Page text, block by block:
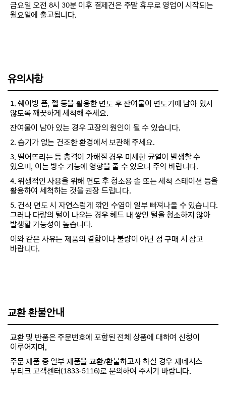
금요일 오전 8시 30분 이후 결제건은 주말 휴무로 영업이 시작되는
월요일에 출고됩니다.
유의사항
1. 쉐이빙 폼, 젤 등을 활용한 면도 후 잔여물이 면도기에 남아 있지
않도록 깨끗하게 세척해 주세요.
잔여물이 남아 있는 경우 고장의 원인이 될 수 있습니다.
2. 습기가 없는 건조한 환경에서 보관해 주세요.
3. 떨어뜨리는 등 충격이 가해질 경우 미세한 균열이 발생할 수
있으며, 이는 방수 기능에 영향을 줄 수 있으니 주의 바랍니다.
4. 위생적인 사용을 위해 면도 후 청소용 솔 또는 세척 스테이션 등을
활용하여 세척하는 것을 권장 드립니다.
5. 건식 면도 시 자연스럽게 깎인 수염이 일부 빠져나올 수 있습니다.
그러나 다량의 털이 나오는 경우 헤드 내 쌓인 털을 청소하지 않아
발생할 가능성이 높습니다.
이와 같은 사유는 제품의 결함이나 불량이 아닌 점 구매 시 참고
바랍니다.
교환 환불안내
교환 및 반품은 주문번호에 포함된 전체 상품에 대하여 신청이
이루어지며,
주문 제품 중 일부 제품을 교환/환불하고자 하실 경우 제네시스
부티크 고객센터(1833-5116)로 문의하여 주시기 바랍니다.